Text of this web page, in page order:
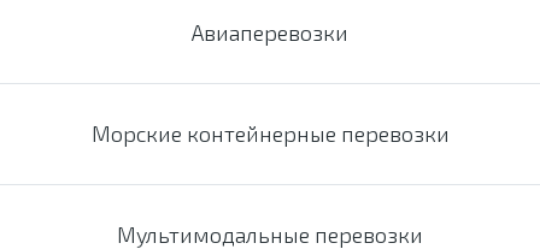
Авиаперевозки
Морские контейнерные перевозки
Мультимодальные перевозки